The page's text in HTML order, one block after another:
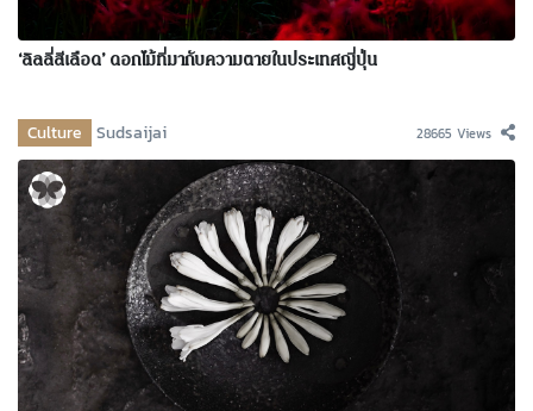
‘ลิลลี่สีเลือด’ ดอกไม้ที่มากับความตายในประเทศญี่ปุ่น
Culture Sudsaijai 28665 Views